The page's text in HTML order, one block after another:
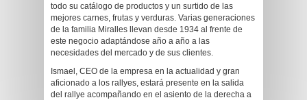
todo su catálogo de productos y un surtido de las
mejores carnes, frutas y verduras. Varias generaciones
de la familia Miralles llevan desde 1934 al frente de
este negocio adaptándose año a año a las
necesidades del mercado y de sus clientes.
Ismael, CEO de la empresa en la actualidad y gran
aficionado a los rallyes, estará presente en la salida
del rallye acompañando en el asiento de la derecha a